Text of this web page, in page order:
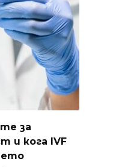
за
и кога IVF